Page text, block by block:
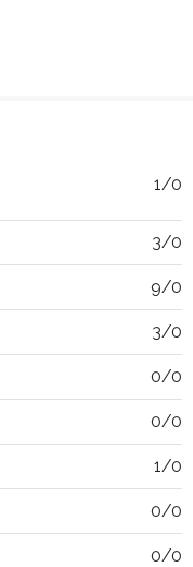
1/0
3/0
9/0
3/0
0/0
0/0
1/0
0/0
0/0